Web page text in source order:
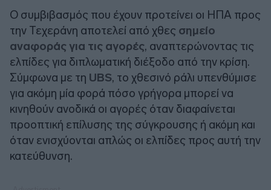
Ο συμβιβασμός που έχουν προτείνει οι ΗΠΑ προς
την Τεχεράνη αποτελεί από χθες σημείο
αναφοράς για τις αγορές, αναπτερώνοντας τις
ελπίδες για διπλωματική διέξοδο από την κρίση.
Σύμφωνα με τη UBS, το χθεσινό ράλι υπενθύμισε
για ακόμη μία φορά πόσο γρήγορα μπορεί να
κινηθούν ανοδικά οι αγορές όταν διαφαίνεται
προοπτική επίλυσης της σύγκρουσης ή ακόμη και
όταν ενισχύονται απλώς οι ελπίδες προς αυτή την
κατεύθυνση.